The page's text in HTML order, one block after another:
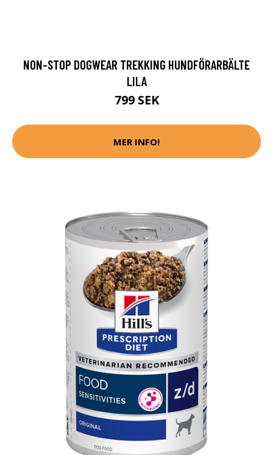
NON-STOP DOGWEAR TREKKING HUNDFÖRARBÄLTE
LILA
799 SEK
MER INFO!